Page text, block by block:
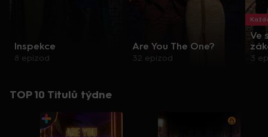
Inspekce
8 epizod
Are You The One?
32 epizod
Ve
3
TOP 10 Titulů týdne